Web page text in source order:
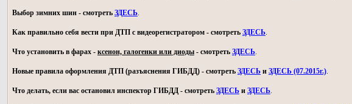
Выбор зимних шин - смотреть ЗДЕСЬ.
Как правильно себя вести при ДТП с видеорегистратором - смотреть ЗДЕСЬ.
Что установить в фарах - ксенон, галогенки или диоды - смотреть ЗДЕСЬ.
Новые правила оформления ДТП (разъяснения ГИБДД) - смотреть ЗДЕСЬ и ЗДЕСЬ (07.2015г.).
Что делать, если вас остановил инспектор ГИБДД - смотреть ЗДЕСЬ и ЗДЕСЬ.